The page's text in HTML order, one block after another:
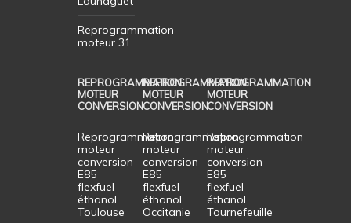
Reprogrammation
moteur 31
REPROGRAMMATION
MOTEUR
CONVERSION
Reprogrammation
moteur
conversion
E85
flexfuel
éthanol
Toulouse
REPROGRAMMATION
MOTEUR
CONVERSION
Reprogrammation
moteur
conversion
E85
flexfuel
éthanol
Occitanie
REPROGRAMMATION
MOTEUR
CONVERSION
Reprogrammation
moteur
conversion
E85
flexfuel
éthanol
Tournefeuille